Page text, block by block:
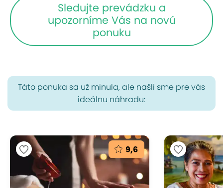
Sledujte prevádzku a
upozorníme Vás na novú
ponuku
Táto ponuka sa už minula, ale našli sme pre vás
ideálnu náhradu:
9,6